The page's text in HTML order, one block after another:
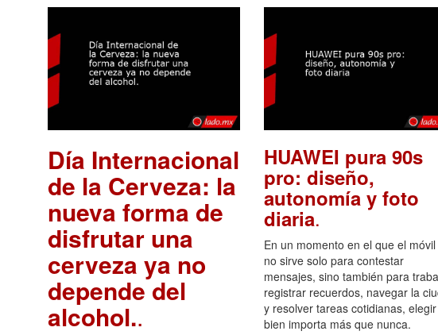
Día Internacional
de la Cerveza: la
nueva forma de
disfrutar una
cerveza ya no
depende del
alcohol..
HUAWEI pura 90s
pro: diseño,
autonomía y foto
diaria.
En un momento en el que el
no sirve solo para contestar
mensajes, sino también para
registrar recuerdos, navegar la
y resolver tareas cotidianas, elegir
bien importa más que nunca.